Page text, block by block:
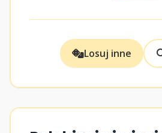
Losuj inne